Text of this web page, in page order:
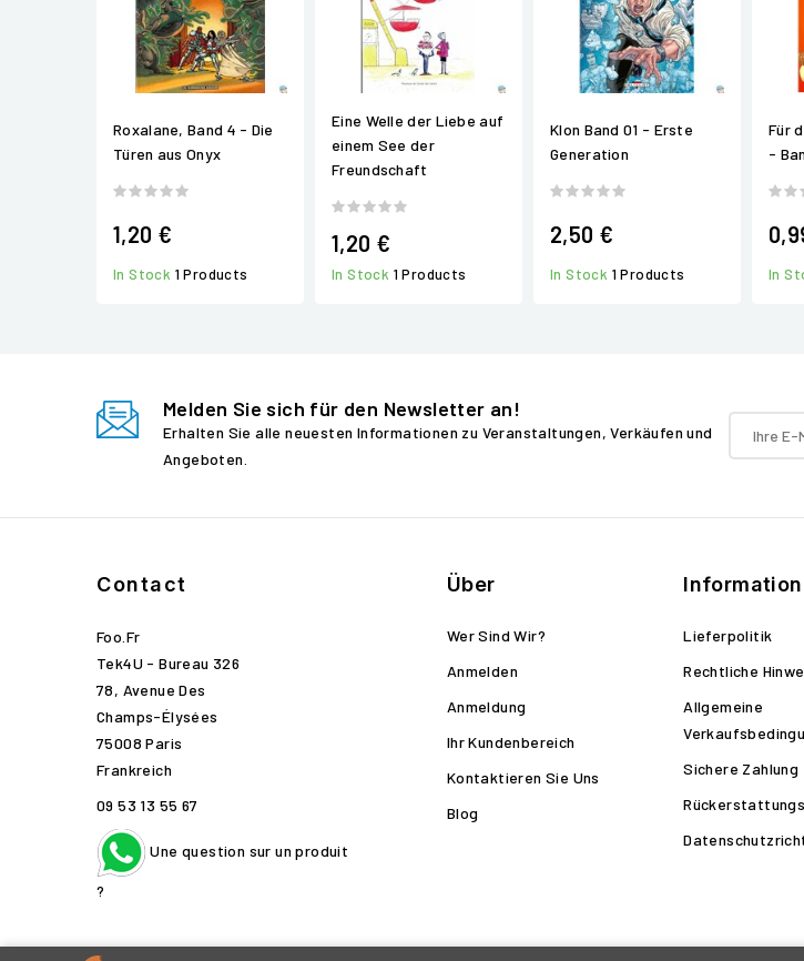
Roxalane, Band 4 - Die
Türen aus Onyx
1,20 €
In Stock 1 Products
Eine Welle der Liebe auf
einem See der
Freundschaft
1,20 €
In Stock 1 Products
Klon Band 01 - Erste
Generation
2,50 €
In Stock 1 Products
Für
-
In
Melden Sie sich für den Newsletter an!
Erhalten Sie alle neuesten Informationen zu Veranstaltungen, Verkäufen und
Angeboten.
Contact
Foo.fr
Tek4U - Bureau 326
78, Avenue Des
Champs-Élysées
75008 Paris
Frankreich
09 53 13 55 67
Une question sur un produit
?
Über
Wer Sind Wir?
Anmelden
Anmeldung
Ihr Kundenbereich
Kontaktieren Sie Uns
Blog
Lieferpolitik
Rechtliche
Allgemeine
Sichere Zahlung